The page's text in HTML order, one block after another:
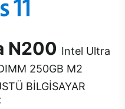
N200 Intel Ultra
250GB M2
BİLGİSAYAR